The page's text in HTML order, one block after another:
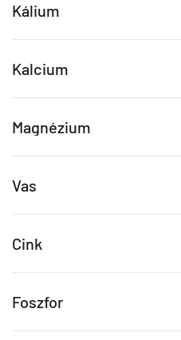
Kálium
Kalcium
Magnézium
Vas
Cink
Foszfor